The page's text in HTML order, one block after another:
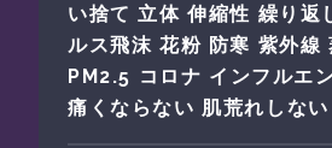
い捨て 立体 伸縮性 繰り返
ルス飛沫 花粉 防寒 紫外線
PM2.5 コロナ インフルエ
痛くならない 肌荒れしな